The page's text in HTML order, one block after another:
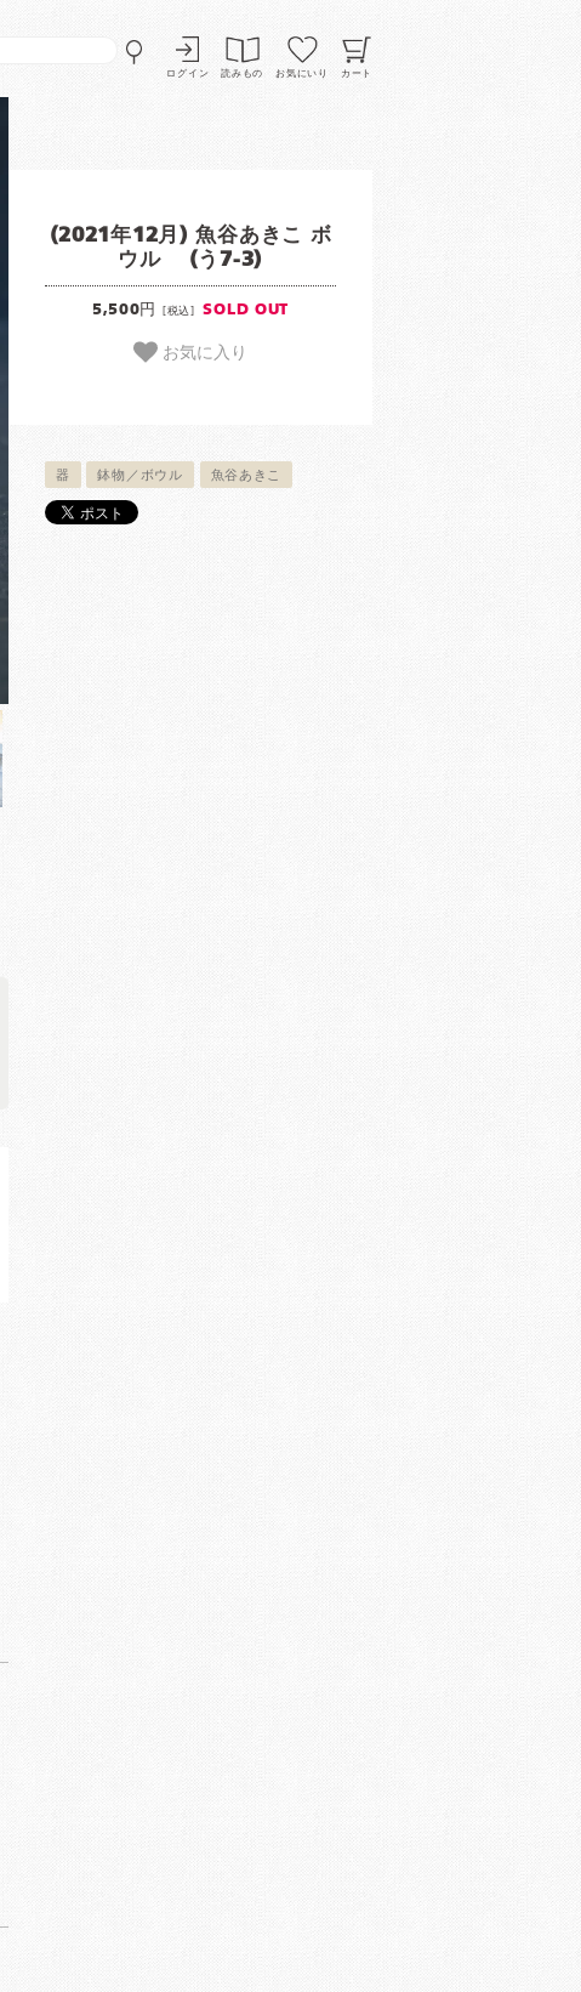
ログイン 読みもの お気にいり カート
(2021年12月) 魚谷あきこ ボ
ウル (う7-3)
5,500円 [税込] SOLD OUT
お気に入り
器 鉢物／ボウル 魚谷あきこ